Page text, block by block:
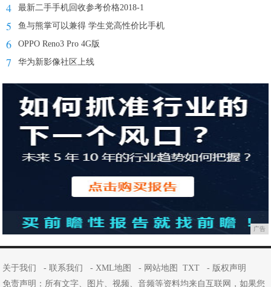
4 最新二手手机回收参考价格2018-1
5 鱼与熊掌可以兼得 学生党高性价比手机
6 OPPO Reno3 Pro 4G版
7 华为新影像社区上线
广告
关于我们 -联系我们 -XML地图 - 网站地图 TXT - 版权声明
免责声明：所有文字、图片、视频、音频等资料均来自互联网，如果您